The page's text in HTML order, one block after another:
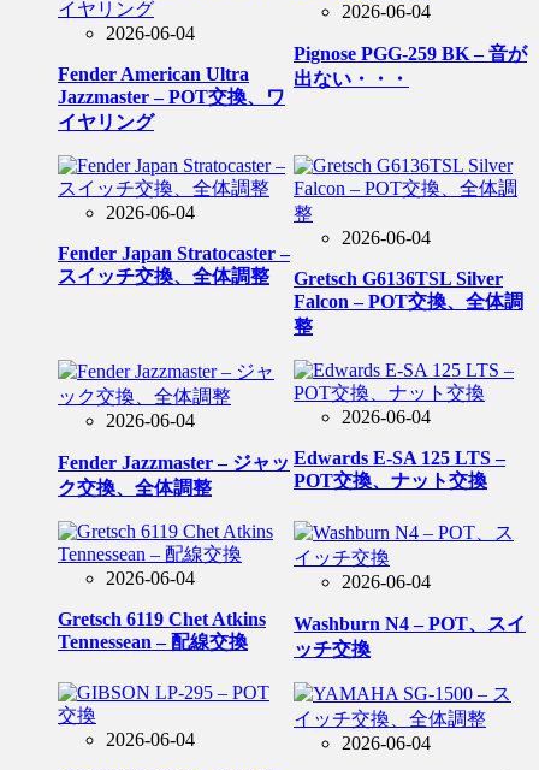
2026-06-04
Fender American Ultra
Jazzmaster – POT交換、ワ
イヤリング
2026-06-04
Pignose PGG-259 BK – 音が
出ない・・・
2026-06-04
Fender Japan Stratocaster –
スイッチ交換、全体調整
2026-06-04
Gretsch G6136TSL Silver
Falcon – POT交換、全体調
整
2026-06-04
Fender Jazzmaster – ジャッ
ク交換、全体調整
2026-06-04
Edwards E-SA 125 LTS –
POT交換、ナット交換
2026-06-04
Gretsch 6119 Chet Atkins
Tennessean – 配線交換
2026-06-04
Washburn N4 – POT、スイ
ッチ交換
2026-06-04 2026-06-04